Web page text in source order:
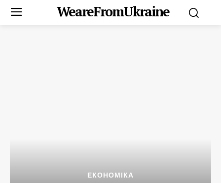
WeareFromUkraine
ЕКОНОМІКА